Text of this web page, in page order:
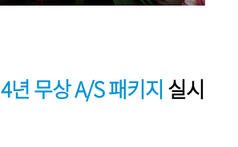
4년 무상 A/S 패키지실시